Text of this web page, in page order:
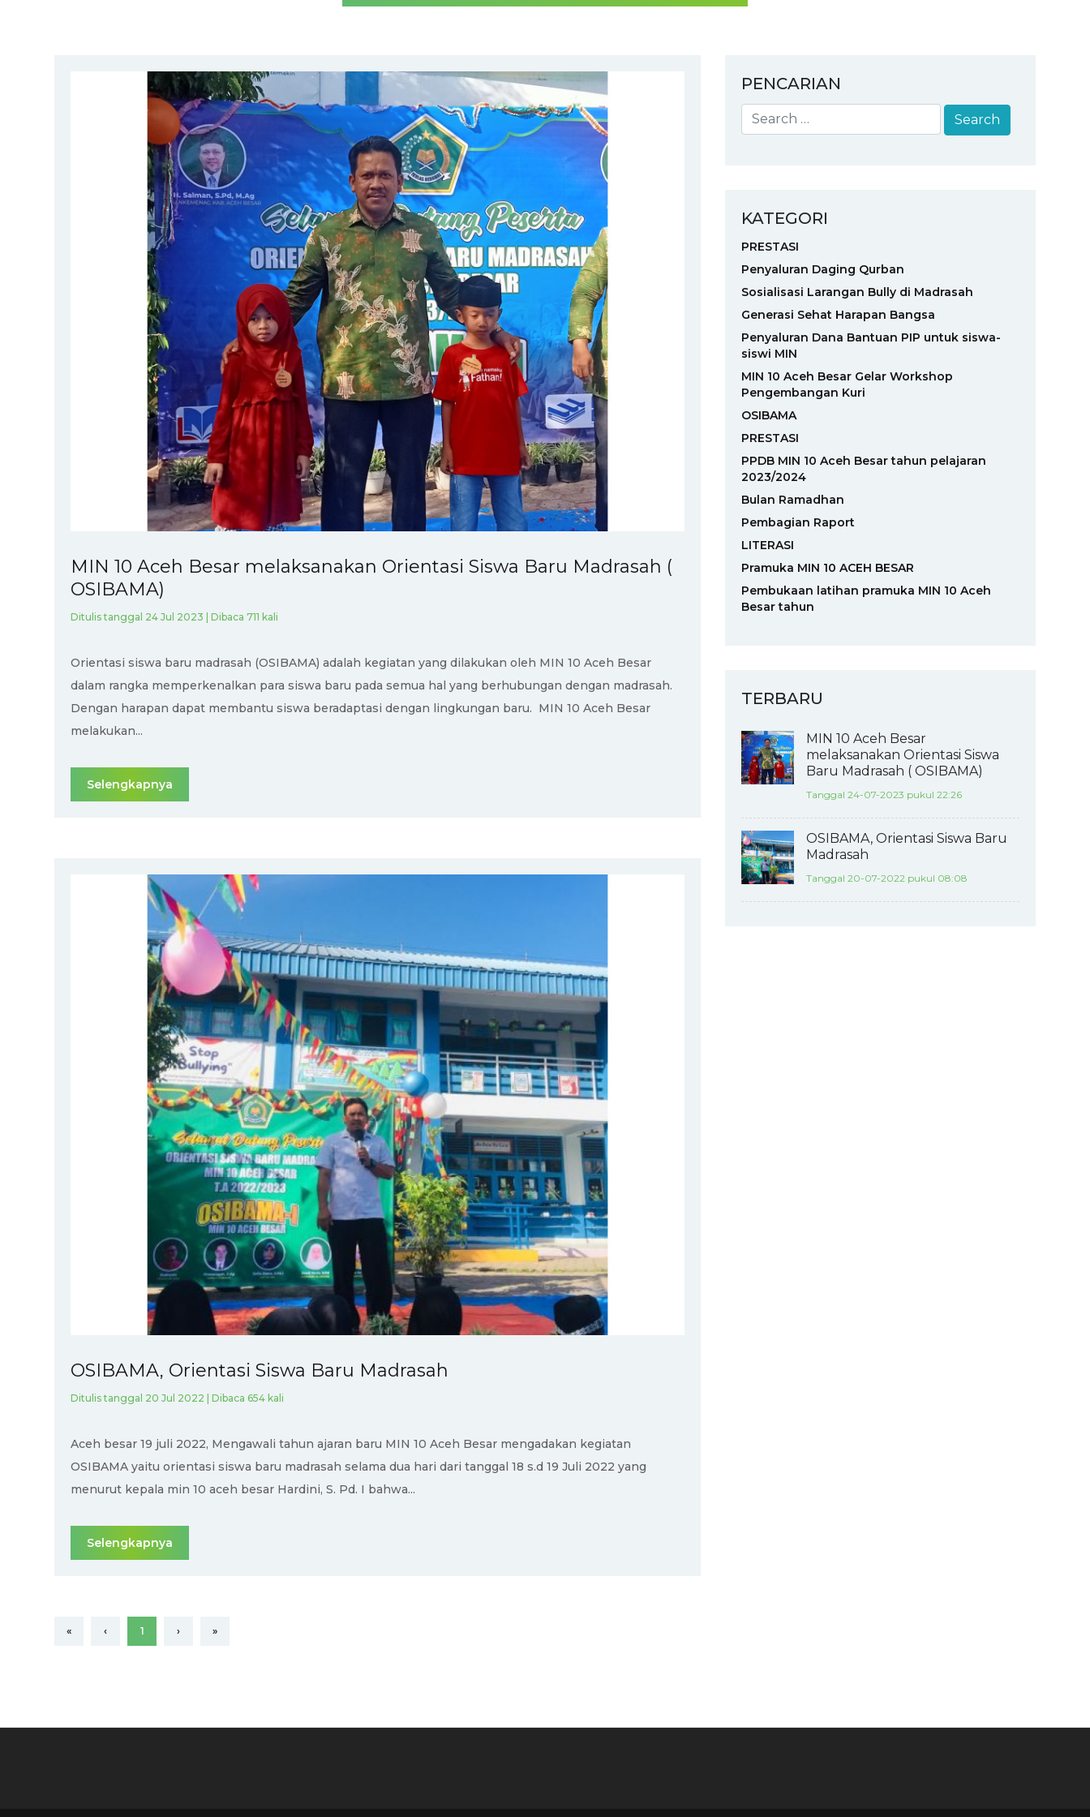
MIN 10 Aceh Besar melaksanakan Orientasi Siswa Baru Madrasah (
OSIBAMA)
Ditulis tanggal 24 Jul 2023 | Dibaca 711 kali
Orientasi siswa baru madrasah (OSIBAMA) adalah kegiatan yang dilakukan oleh MIN 10 Aceh Besar
dalam rangka memperkenalkan para siswa baru pada semua hal yang berhubungan dengan madrasah.
Dengan harapan dapat membantu siswa beradaptasi dengan lingkungan baru. MIN 10 Aceh Besar
melakukan...
Selengkapnya
OSIBAMA, Orientasi Siswa Baru Madrasah
Ditulis tanggal 20 Jul 2022 | Dibaca 654 kali
Aceh besar 19 juli 2022, Mengawali tahun ajaran baru MIN 10 Aceh Besar mengadakan kegiatan
OSIBAMA yaitu orientasi siswa baru madrasah selama dua hari dari tanggal 18 s.d 19 Juli 2022 yang
menurut kepala min 10 aceh besar Hardini, S. Pd. I bahwa...
Selengkapnya
« ‹ 1 › »
PENCARIAN
KATEGORI
PRESTASI
Penyaluran Daging Qurban
Sosialisasi Larangan Bully di Madrasah
Generasi Sehat Harapan Bangsa
Penyaluran Dana Bantuan PIP untuk siswa-
siswi MIN
MIN 10 Aceh Besar Gelar Workshop
Pengembangan Kuri
OSIBAMA
PRESTASI
PPDB MIN 10 Aceh Besar tahun pelajaran
2023/2024
Bulan Ramadhan
Pembagian Raport
LITERASI
Pramuka MIN 10 ACEH BESAR
Pembukaan latihan pramuka MIN 10 Aceh
Besar tahun
TERBARU
MIN 10 Aceh Besar
melaksanakan Orientasi Siswa
Baru Madrasah ( OSIBAMA)
Tanggal 24-07-2023 pukul 22:26
OSIBAMA, Orientasi Siswa Baru
Madrasah
Tanggal 20-07-2022 pukul 08:08